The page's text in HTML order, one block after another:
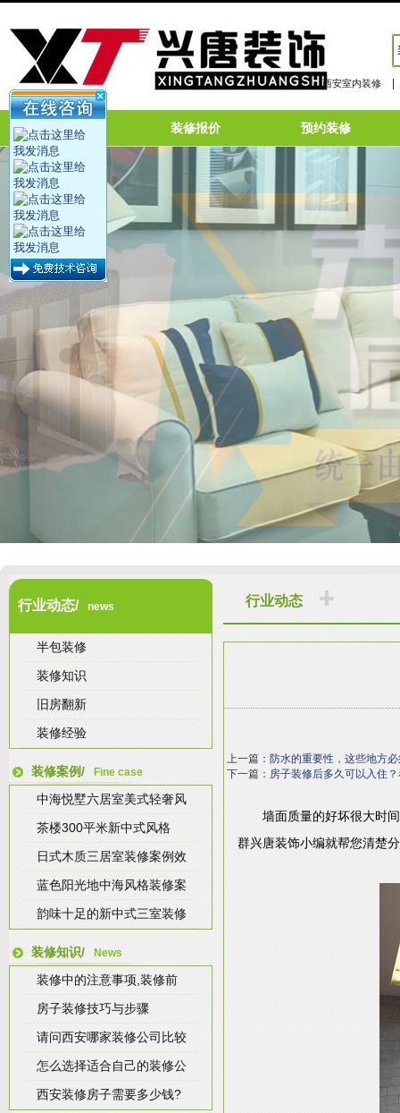
西安室内装修
网站首页 装修报价 预约装修
行业动态/ news
半包装修
装修知识
旧房翻新
装修经验
装修案例/ Fine case
中海悦墅六居室美式轻奢风
茶楼300平米新中式风格
日式木质三居室装修案例效
蓝色阳光地中海风格装修案
韵味十足的新中式三室装修
装修知识/ News
装修中的注意事项,装修前
房子装修技巧与步骤
请问西安哪家装修公司比较
怎么选择适合自己的装修公
西安装修房子需要多少钱?
行业动态
上一篇： 防水的重要性，这些地方
下一篇： 房子装修后多久可以入住
墙面质量的好坏很大时
群兴唐装饰小编就帮您清楚